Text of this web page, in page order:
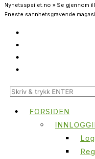
Nyhetsspeilet.no » Se gjennom
Eneste sannhetsgravende
FORSIDEN